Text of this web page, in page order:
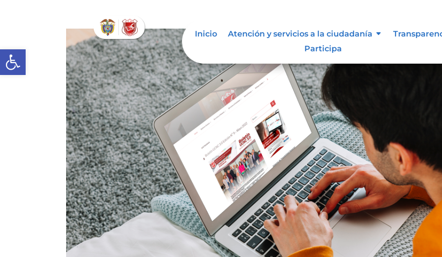
Abrir barra de herramientas
Inicio Atención y servicios a la ciudadanía
Participa